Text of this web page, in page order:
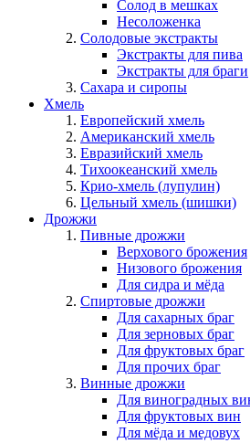
Солод в мешках
Несоложенка
Солодовые экстракты
Экстракты для пива
Экстракты для браги
Сахара и сиропы
Хмель
Европейский хмель
Американский хмель
Евразийский хмель
Тихоокеанский хмель
Крио-хмель (лупулин)
Цельный хмель (шишки)
Дрожжи
Пивные дрожжи
Верхового брожения
Низового брожения
Для сидра и мёда
Спиртовые дрожжи
Для сахарных браг
Для зерновых браг
Для фруктовых браг
Для прочих браг
Винные дрожжи
Для виноградных
Для фруктовых вин
Для мёда и медовух